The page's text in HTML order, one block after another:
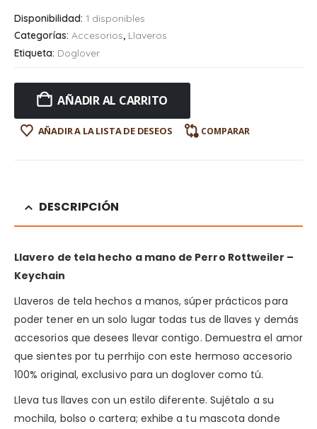
Disponibilidad: 1 disponibles
Categorías: Accesorios, Llaveros
Etiqueta: Doglover
AÑADIR AL CARRITO
AÑADIR A LA LISTA DE DESEOS COMPARAR
DESCRIPCIÓN
Llavero de tela hecho a mano de Perro Rottweiler –
Keychain
Llaveros de tela hechos a manos, súper prácticos para
poder tener en un solo lugar todas tus de llaves y demás
accesorios que desees llevar contigo. Demuestra el amor
que sientes por tu perrhijo con este hermoso accesorio
100% original, exclusivo para un doglover como tú.
Lleva tus llaves con un estilo diferente. Sujétalo a su
mochila, bolso o cartera; exhibe a tu mascota donde